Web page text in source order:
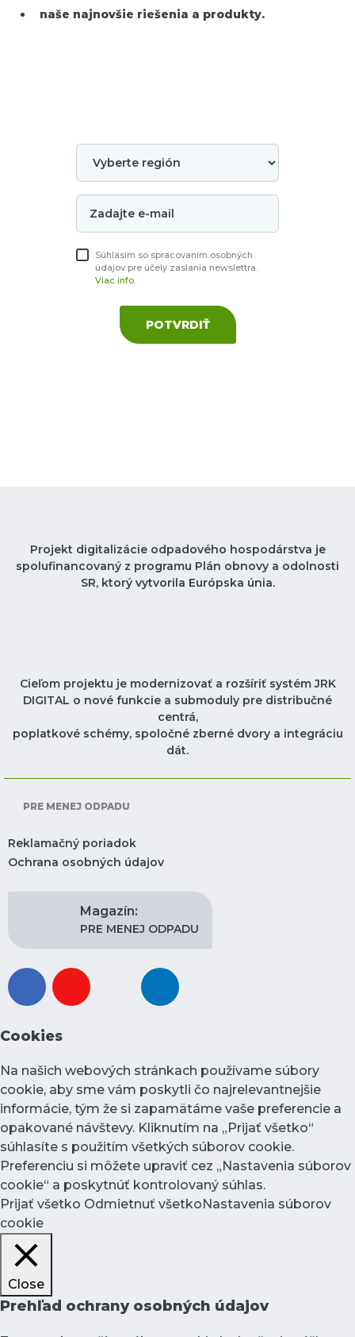
naše najnovšie riešenia a produkty.
Súhlasím so spracovaním osobných
údajov pre účely zaslania newslettra.
Viac info.
POTVRDIŤ
Projekt digitalizácie odpadového hospodárstva je
spolufinancovaný z programu Plán obnovy a odolnosti
SR, ktorý vytvorila Európska únia.
Cieľom projektu je modernizovať a rozšíriť systém JRK
DIGITAL o nové funkcie a submoduly pre distribučné
centrá,
poplatkové schémy, spoločné zberné dvory a integráciu
dát.
PRE MENEJ ODPADU
Reklamačný poriadok
Ochrana osobných údajov
Magazín:
PRE MENEJ ODPADU
facebookyoutube instagramlinkedin
Cookies
Na našich webových stránkach používame súbory
cookie, aby sme vám poskytli čo najrelevantnejšie
informácie, tým že si zapamätáme vaše preferencie a
opakované návštevy. Kliknutím na „Prijať všetko“
súhlasíte s použitím všetkých súborov cookie.
Preferenciu si môžete upraviť cez „Nastavenia súborov
cookie“ a poskytnúť kontrolovaný súhlas.
Prijať všetko Odmietnuť všetkoNastavenia súborov
cookie
Close
Prehľad ochrany osobných údajov